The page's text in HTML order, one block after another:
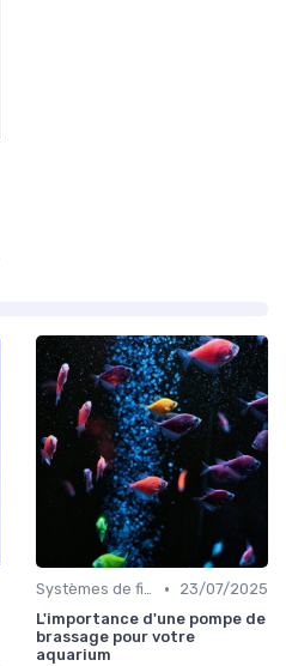
Systèmes de filtration •
23/07/2025
L'importance d'une pompe de
brassage pour votre
aquarium